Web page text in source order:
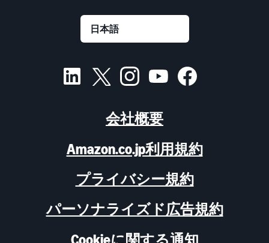
会社概要
Amazon.co.jp利用規約
プライバシー規約
パーソナライズド広告規約
Cookieに関する通知